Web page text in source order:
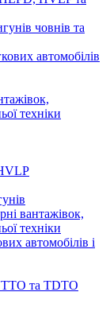
човнів та
автомобілів
техніки
вантажівок,
техніки
автомобілів і
та TDTO